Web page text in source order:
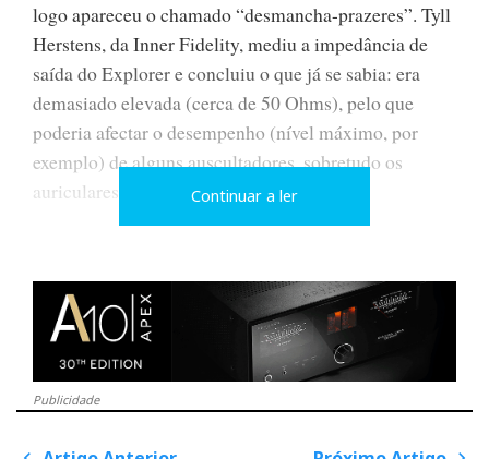
logo apareceu o chamado “desmancha-prazeres”. Tyll
Herstens, da Inner Fidelity, mediu a impedância de
saída do Explorer e concluiu o que já se sabia: era
demasiado elevada (cerca de 50 Ohms), pelo que
poderia afectar o desempenho (nível máximo, por
exemplo) de alguns auscultadores, sobretudo os
auriculares portáteis de baixa impedância.
Ora, isto não era novidade para a Meridian, pois era
esse mesmo o objectivo. A Meridian fez, contudo, a
vontade aos audiófilos, e o “novo” Explorer passou a
ter uma impedância de saída de apenas 5 Ohms. Mas
claro que não era por acaso que o Explorer I (a
Continuar a ler
Publicidade